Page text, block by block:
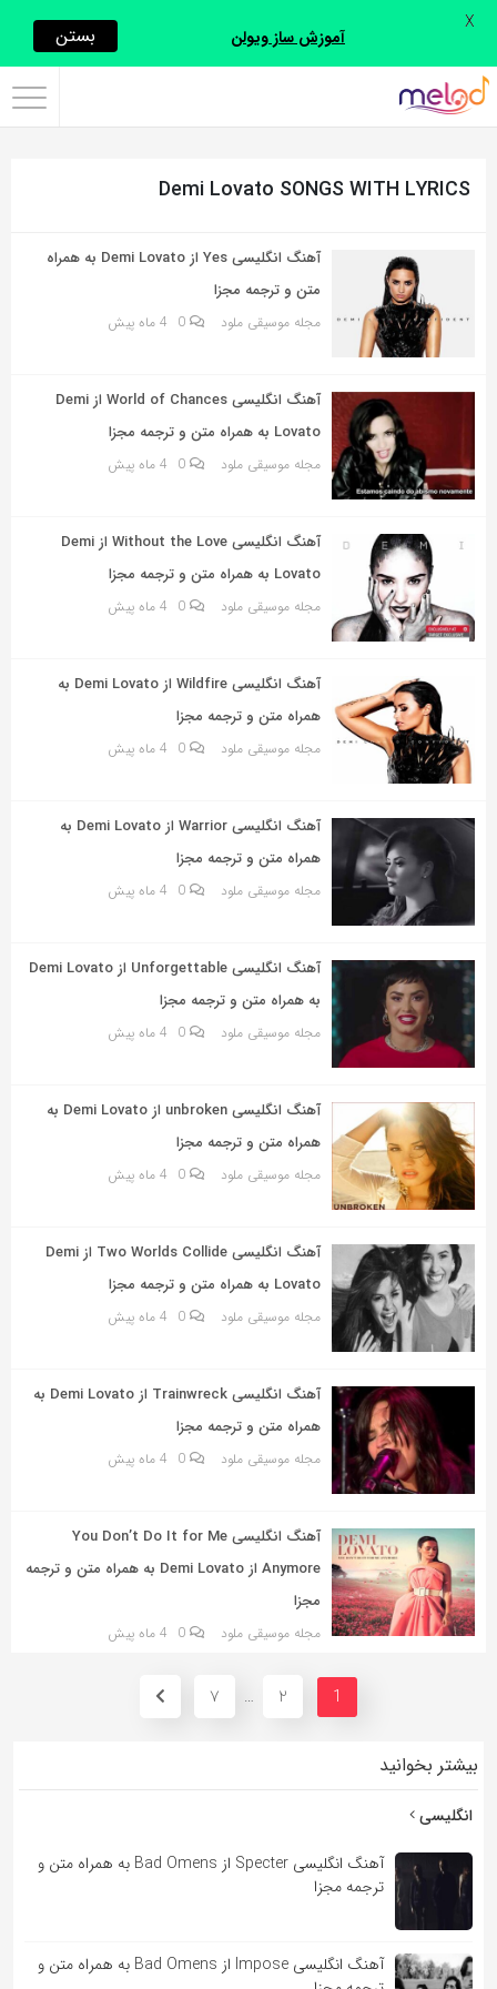
اشتراک
با
از
این
صفحه
خود
به
اشتراک
بگذارید.
کپی
Demi Lovato SONGS WITH LYRICS
آهنگ انگلیسی Yes از Demi Lovato به همراه
متن و ترجمه مجزا
مجله موسیقی ملود 0 4 ماه پیش
آهنگ انگلیسی World of Chances از Demi
Lovato به همراه متن و ترجمه مجزا
مجله موسیقی ملود 0 4 ماه پیش
آهنگ انگلیسی Without the Love از Demi
Lovato به همراه متن و ترجمه مجزا
مجله موسیقی ملود 0 4 ماه پیش
آهنگ انگلیسی Wildfire از Demi Lovato به
همراه متن و ترجمه مجزا
مجله موسیقی ملود 0 4 ماه پیش
آهنگ انگلیسی Warrior از Demi Lovato به
همراه متن و ترجمه مجزا
مجله موسیقی ملود 0 4 ماه پیش
آهنگ انگلیسی Unforgettable از Demi Lovato
به همراه متن و ترجمه مجزا
مجله موسیقی ملود 0 4 ماه پیش
آهنگ انگلیسی unbroken از Demi Lovato به
همراه متن و ترجمه مجزا
مجله موسیقی ملود 0 4 ماه پیش
آهنگ انگلیسی Two Worlds Collide از Demi
Lovato به همراه متن و ترجمه مجزا
مجله موسیقی ملود 0 4 ماه پیش
آهنگ انگلیسی Trainwreck از Demi Lovato به
همراه متن و ترجمه مجزا
مجله موسیقی ملود 0 4 ماه پیش
آهنگ انگلیسی You Don’t Do It for Me
Anymore از Demi Lovato به همراه متن و ترجمه
مجزا
مجله موسیقی ملود 0 4 ماه پیش
1
2
…
7
بیشتر بخوانید
انگلیسی
آهنگ انگلیسی Specter از Bad Omens به همراه متن و
ترجمه مجزا
آهنگ انگلیسی Impose از Bad Omens به همراه متن و
آموزش ساز ویولن بستن X